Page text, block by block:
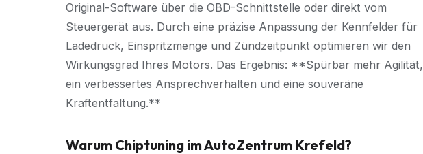
Original-Software über die OBD-Schnittstelle oder direkt vom
Steuergerät aus. Durch eine präzise Anpassung der Kennfelder für
Ladedruck, Einspritzmenge und Zündzeitpunkt optimieren wir den
Wirkungsgrad Ihres Motors. Das Ergebnis: **Spürbar mehr Agilität,
ein verbessertes Ansprechverhalten und eine souveräne
Kraftentfaltung.**
Warum Chiptuning im AutoZentrum Krefeld?